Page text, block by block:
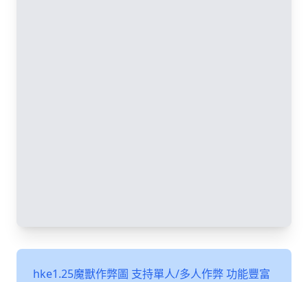
hke1.25魔獸作弊圖 支持單人/多人作弊 功能豐富